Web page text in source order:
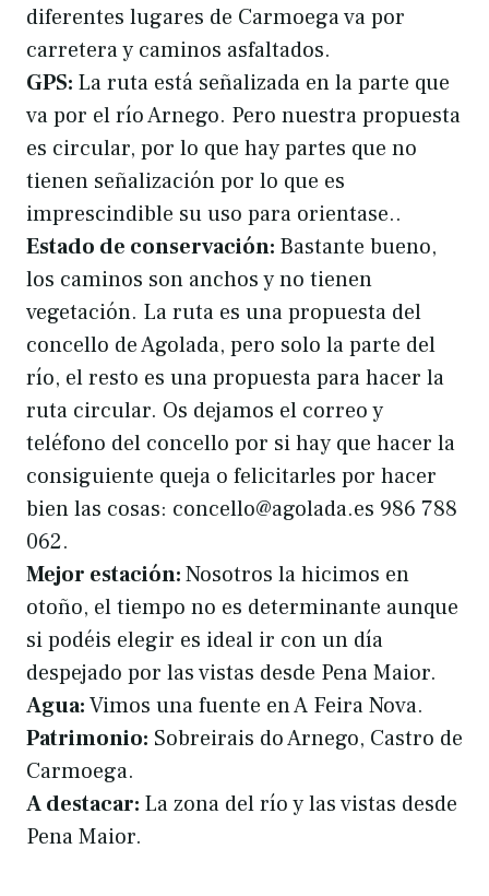
diferentes lugares de Carmoega va por
carretera y caminos asfaltados.
GPS: La ruta está señalizada en la parte que
va por el río Arnego. Pero nuestra propuesta
es circular, por lo que hay partes que no
tienen señalización por lo que es
imprescindible su uso para orientase..
Estado de conservación: Bastante bueno,
los caminos son anchos y no tienen
vegetación. La ruta es una propuesta del
concello de Agolada, pero solo la parte del
río, el resto es una propuesta para hacer la
ruta circular. Os dejamos el correo y
teléfono del concello por si hay que hacer la
consiguiente queja o felicitarles por hacer
bien las cosas: concello@agolada.es 986 788
062.
Mejor estación:Nosotros la hicimos en
otoño, el tiempo no es determinante aunque
si podéis elegir es ideal ir con un día
despejado por las vistas desde Pena Maior.
Agua:Vimos una fuente en A Feira Nova.
Patrimonio: Sobreirais do Arnego, Castro de
Carmoega.
A destacar: La zona del río y las vistas desde
Pena Maior.